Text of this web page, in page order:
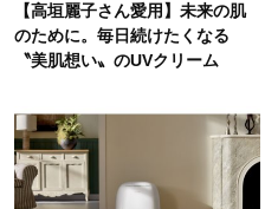
【高垣麗子さん愛用】未来の肌
のために。毎日続けたくなる
〝美肌想い〟のUVクリーム